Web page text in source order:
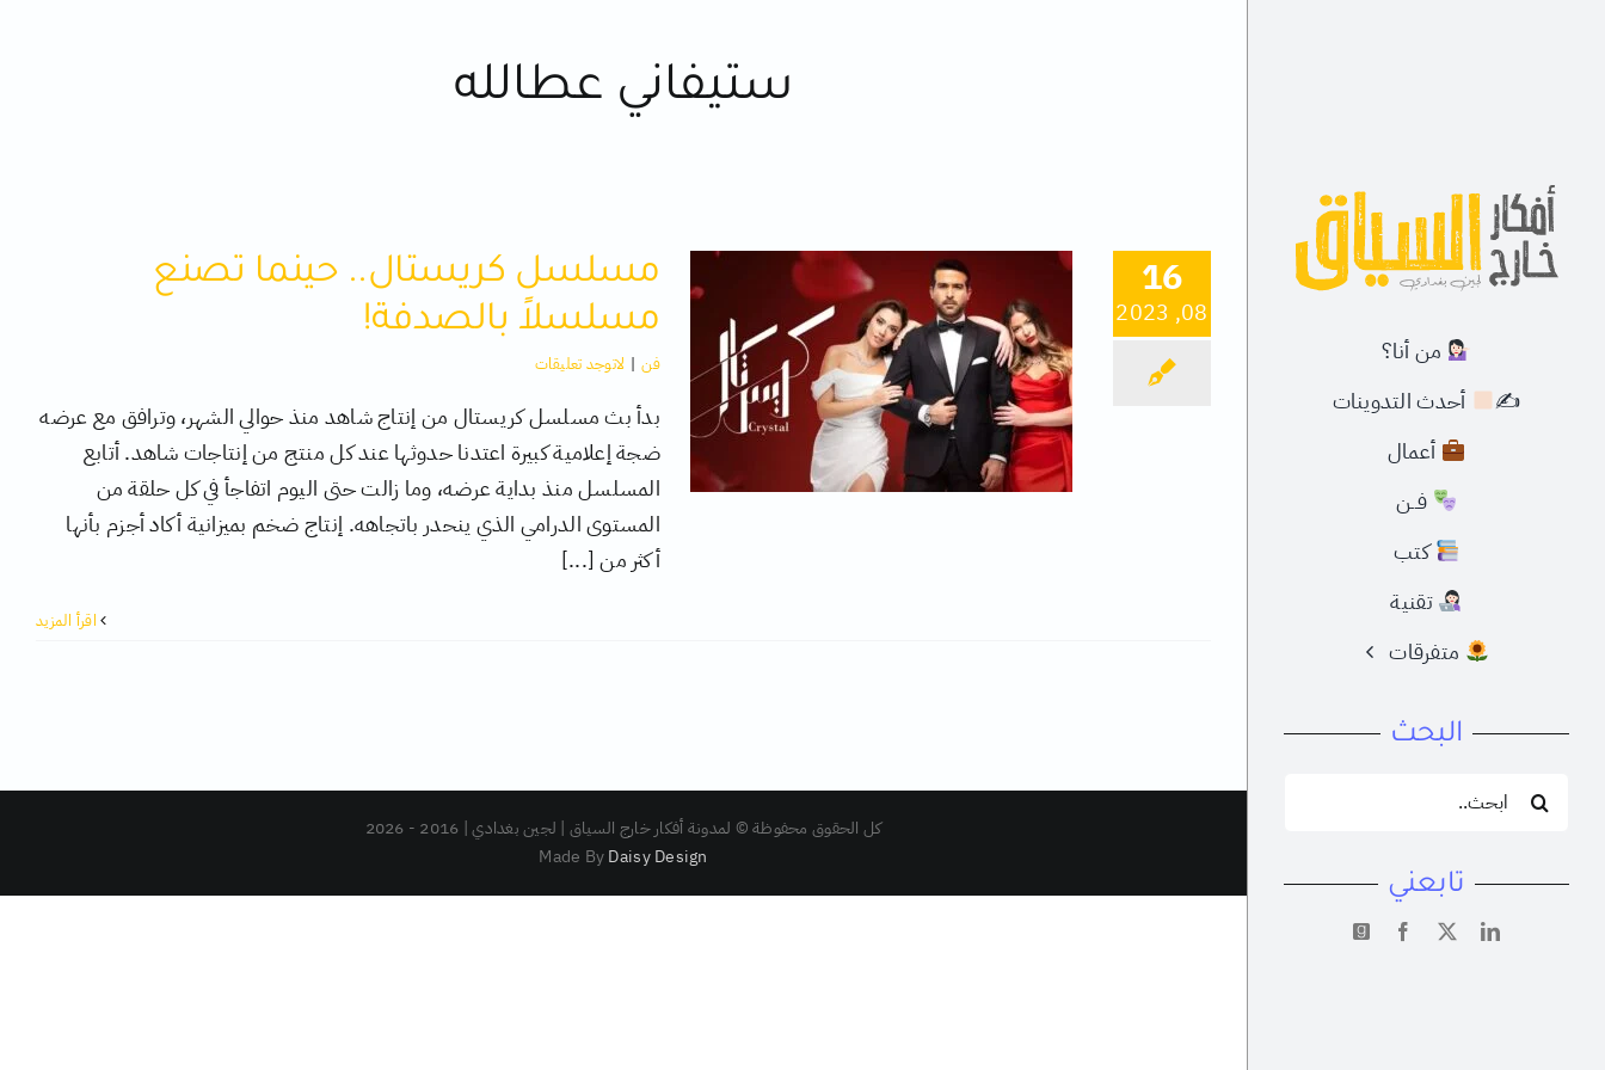
من أنا؟
✍
أحدث التدوينات
أعمال
فــن
كتب
تقنية
متفرقات
البحث
البحث
تابعني
ستيفاني عطالله
16
08, 2023
مسلسل كريستال.. حينما تصنع
مسلسلاً بالصدفة!
فن | لاتوجد تعليقات
بدأ بث مسلسل كريستال من إنتاج شاهد منذ حوالي الشهر، وترافق مع عرضه
ضجة إعلامية كبيرة اعتدنا حدوثها عند كل منتج من إنتاجات شاهد. أتابع
المسلسل منذ بداية عرضه، وما زالت حتى اليوم اتفاجأ في كل حلقة من
المستوى الدرامي الذي ينحدر باتجاهه. إنتاج ضخم بميزانية أكاد أجزم بأنها
أكثر من [...]
‫اقرأ المزيد
كل الحقوق محفوظة © لمدونة أفكار خارج السياق | لجين بغدادي | 2016 -
2026
Made ByDaisy Design